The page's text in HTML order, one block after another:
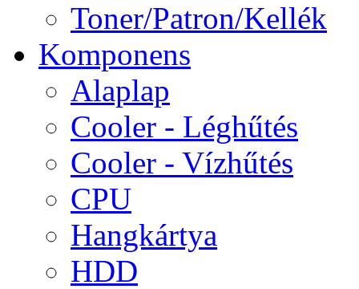
Toner/Patron/Kellék
Komponens
Alaplap
Cooler - Léghűtés
Cooler - Vízhűtés
CPU
Hangkártya
HDD